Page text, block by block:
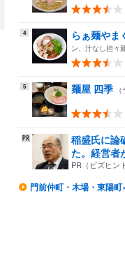
4 らぁ麺やま
ン、汁なし担々
5 麺屋 四季
稲盛氏に論
た。経営者
つ...
PR（ビズヒン
門前仲町・木場・東陽